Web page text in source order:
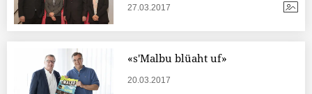
27.03.2017
«s'Malbu blüaht uf»
20.03.2017